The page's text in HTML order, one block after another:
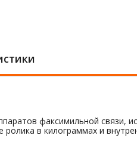
факсимильной
ролика в килограммах и